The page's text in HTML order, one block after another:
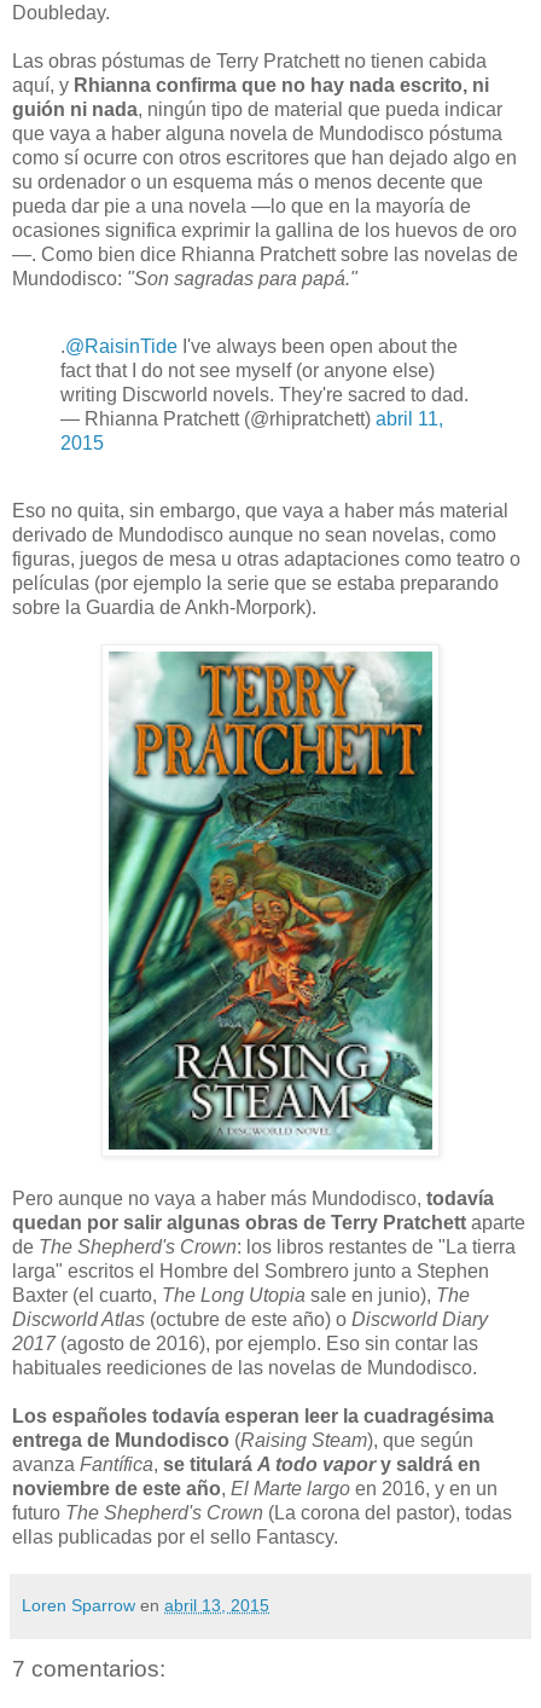
Doubleday.
Las obras póstumas de Terry Pratchett no tienen cabida
aquí, y Rhianna confirma que no hay nada escrito, ni
guión ni nada, ningún tipo de material que pueda indicar
que vaya a haber alguna novela de Mundodisco póstuma
como sí ocurre con otros escritores que han dejado algo en
su ordenador o un esquema más o menos decente que
pueda dar pie a una novela —lo que en la mayoría de
ocasiones significa exprimir la gallina de los huevos de oro
—. Como bien dice Rhianna Pratchett sobre las novelas de
Mundodisco: "Son sagradas para papá."
.@RaisinTide I've always been open about the
fact that I do not see myself (or anyone else)
writing Discworld novels. They're sacred to dad.
— Rhianna Pratchett (@rhipratchett) abril 11,
2015
Eso no quita, sin embargo, que vaya a haber más material
derivado de Mundodisco aunque no sean novelas, como
figuras, juegos de mesa u otras adaptaciones como teatro o
películas (por ejemplo la serie que se estaba preparando
sobre la Guardia de Ankh-Morpork).
Pero aunque no vaya a haber más Mundodisco, todavía
quedan por salir algunas obras de Terry Pratchett aparte
de The Shepherd's Crown: los libros restantes de "La tierra
larga" escritos el Hombre del Sombrero junto a Stephen
Baxter (el cuarto, The Long Utopia sale en junio), The
Discworld Atlas (octubre de este año) o Discworld Diary
2017(agosto de 2016), por ejemplo. Eso sin contar las
habituales reediciones de las novelas de Mundodisco.
Los españoles todavía esperan leer la cuadragésima
entrega de Mundodisco (Raising Steam), que según
avanza Fantífica, se titulará A todo vapory saldrá en
noviembre de este año, El Marte largo en 2016, y en un
futuro The Shepherd's Crown (La corona del pastor), todas
ellas publicadas por el sello Fantascy.
Loren Sparrow en abril 13, 2015
7 comentarios: